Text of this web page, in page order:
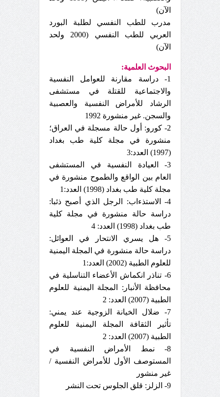
الآن)
مدرب للطب النفسي لطلبة البورد
العربي للطب النفسي (2000 ولحد
الآن)
البحوث العلمية:
1- دراسة مقارنة للعوامل النفسية
والاجتماعية للقتلة في مستشفى
الرشاد للأمراض النفسية والعصبية
والسجن. غير منشورة 1992
2- كورو: أول حالة مسجلة في العراق؛
منشورة في مجلة كلية طب بغداد
(1997) العدد:3
3- العيادة النفسية في المستشفى
العام بين الواقع والطموح منشورة في
مجلة كلية طب بغداد (1998) العدد:1
4- الاستذءاب: الرجل الذي أصبح ذئبا:
دراسة حالة منشورة في مجلة كلية
طب بغداد (1998) العدد: 4
5- هل يسري الانتحار في العوائل:
دراسة حالة منشورة في المجلة اليمنية
للعلوم الطبية (2002) العدد:1
6- تناذر انكماش الأعضاء التناسلية في
محافظة الأنبار: المجلة اليمنية للعلوم
الطبية (2007) العدد: 2
7- ضلال الخيانة الزوجية عند يمني:
تأثير الثقافة المجلة اليمنية للعلوم
الطبية (2007) العدد: 2
8- نمط الأمراض النفسية في
المستوصف الأول للأمراض النفسية /
غير منشور
9- الزلز: قلق الجلوس تحت النشر